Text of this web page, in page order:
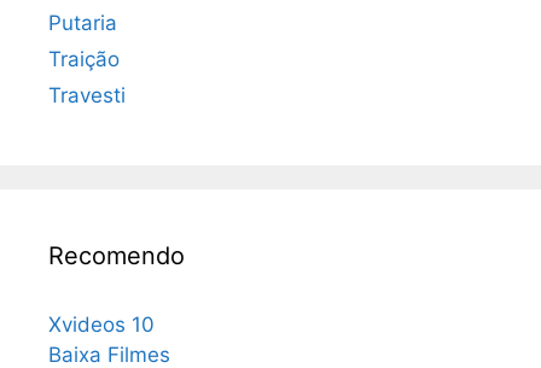
Putaria
Traição
Travesti
Recomendo
Xvideos 10
Baixa Filmes